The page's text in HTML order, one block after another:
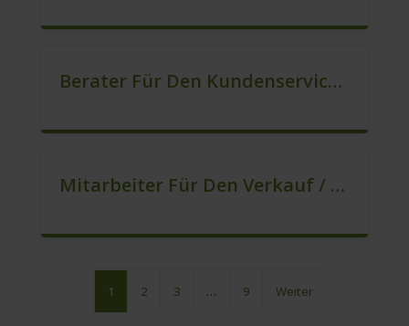
Berater Für Den Kundenservice (Außendienst) (m/w/d)
Mitarbeiter Für Den Verkauf / Vertrieb (m/w/d)
1 2 3 … 9 Weiter